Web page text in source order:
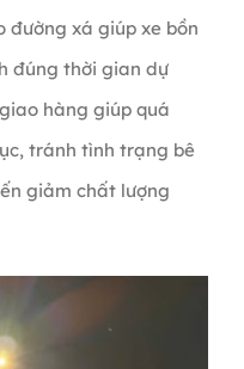
đường xá giúp xe bồn
đúng thời gian dự
hàng giúp quá
tránh tình trạng bê
giảm chất lượng